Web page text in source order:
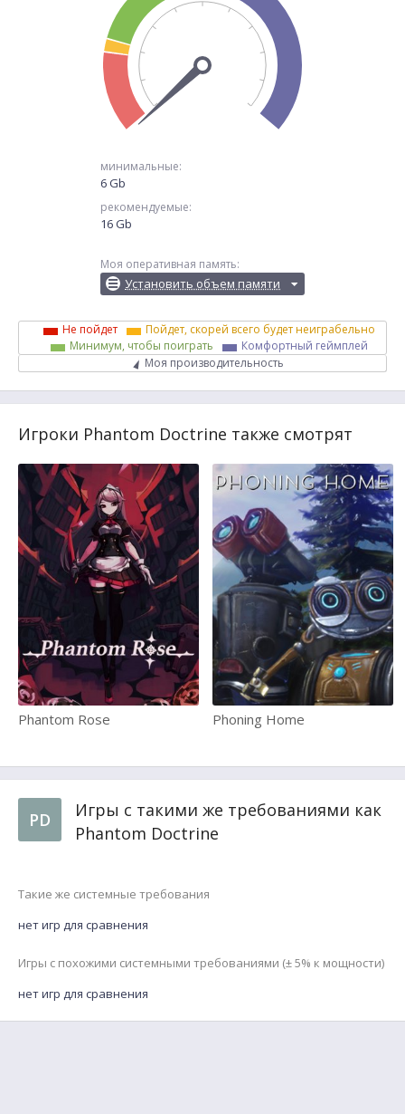
минимальные:
6 Gb
рекомендуемые:
16 Gb
Моя оперативная память:
Установить объем памяти
Не пойдет
Пойдет, скорей всего будет неиграбельно
Минимум, чтобы поиграть
Комфортный геймплей
Моя производительность
Игроки Phantom Doctrine также смотрят
Phantom Rose Phoning Home
PD
Игры с такими же требованиями как
Phantom Doctrine
Такие же системные требования
нет игр для сравнения
Игры с похожими системными требованиями (± 5% к мощности)
нет игр для сравнения